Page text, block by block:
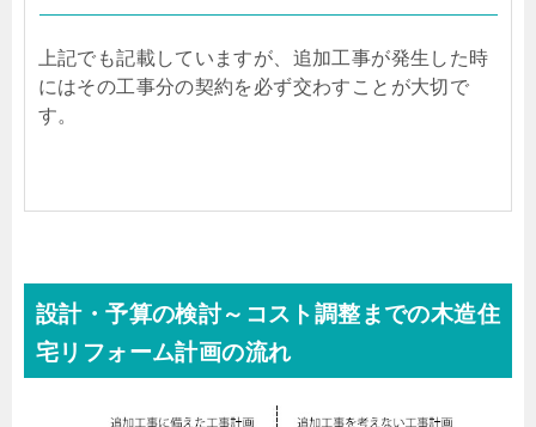
上記でも記載していますが、追加工事が発生した時
にはその工事分の契約を必ず交わすことが大切で
す。
設計・予算の検討～コスト調整までの木造住
宅リフォーム計画の流れ